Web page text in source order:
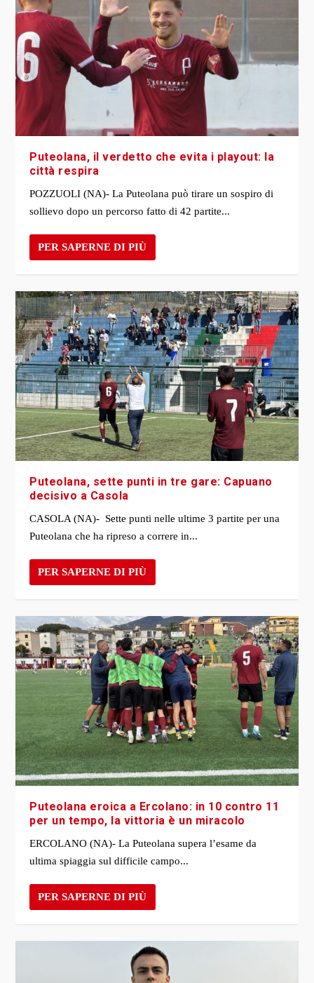
Puteolana, il verdetto che evita i playout: la
città respira
POZZUOLI (NA)- La Puteolana può tirare un sospiro di
sollievo dopo un percorso fatto di 42 partite...
PER SAPERNE DI PIÙ
Puteolana, sette punti in tre gare: Capuano
decisivo a Casola
CASOLA (NA)- Sette punti nelle ultime 3 partite per una
Puteolana che ha ripreso a correre in...
PER SAPERNE DI PIÙ
Puteolana eroica a Ercolano: in 10 contro 11
per un tempo, la vittoria è un miracolo
ERCOLANO (NA)- La Puteolana supera l’esame da
ultima spiaggia sul difficile campo...
PER SAPERNE DI PIÙ